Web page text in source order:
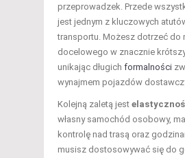
przeprowadzek. Przede
jest jednym z kluczowych
transportu. Możesz dotrzeć do
docelowego w znacznie
unikając długich formalności
wynajmem pojazdów
Kolejną zaletą jest
własny samochód osobowy,
kontrolę nad trasą oraz
musisz dostosowywać się do